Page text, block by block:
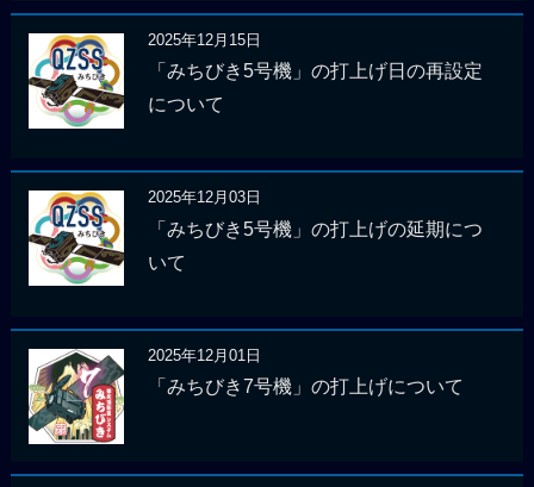
2025年12月15日
「みちびき5号機」の打上げ日の再設定
について
2025年12月03日
「みちびき5号機」の打上げの延期につ
いて
2025年12月01日
「みちびき7号機」の打上げについて